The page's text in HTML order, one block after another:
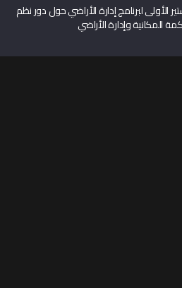
لبرنامج إدارة الأراضي حول دور نظم
المكانية وإدارة الأراضي